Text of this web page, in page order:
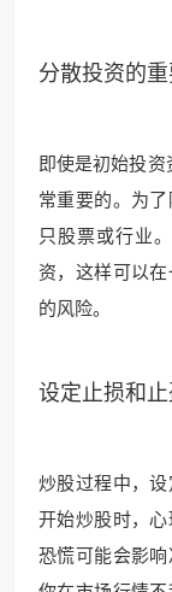
分散投资的
即使是初始投资
常重要的。为
只股票或行业
资，这样可以
的风险。
设定止损和
炒股过程中，
开始炒股时，
恐慌可能会影